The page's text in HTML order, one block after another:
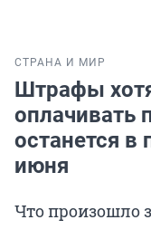
СТРАНА И МИР
Штрафы
оплачивать
останется в
июня
Что произошло